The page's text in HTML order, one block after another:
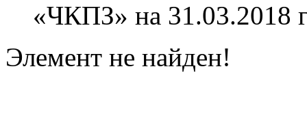
«ЧКПЗ» на 31.03.2018
Элемент не найден!